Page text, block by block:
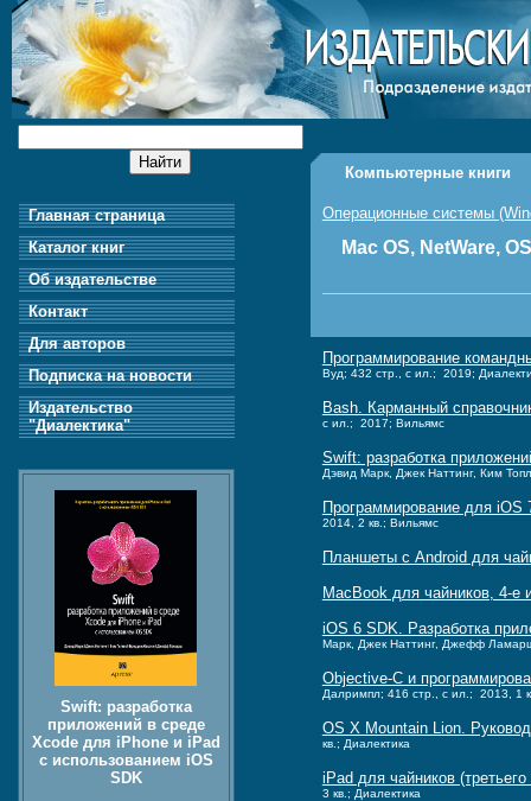
Главная страница
Каталог книг
Об издательстве
Контакт
Для авторов
Подписка на новости
Издательство
"Диалектика"
Swift: разработка
приложений в среде
Xcode для iPhone и iPad
с использованием iOS
SDK
Компьютерные книги
Операционные системы
Mac OS, NetWare,
Программирование
Вуд; 432 стр., с ил.; 2019;
Bash. Карманный
с ил.; 2017; Вильямс
Swift: разработка
Дэвид Марк, Джек Наттинг, Ким
Программирование для
2014, 2 кв.; Вильямс
Планшеты с Android для
MacBook для чайников, 4-е
iOS 6 SDK. Разработка
Марк, Джек Наттинг, Джефф
Objective-C и
Далримпл; 416 стр., с ил.; 2013, 1
OS X Mountain Lion.
кв.; Диалектика
iPad для чайников
3 кв.; Диалектика